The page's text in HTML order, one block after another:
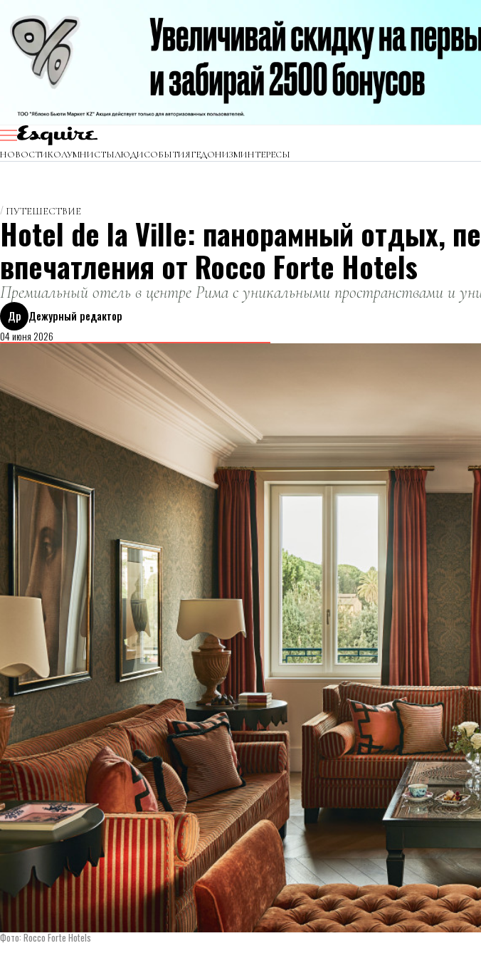
НОВОСТИКОЛУМНИСТЫЛЮДИСОБЫТИЯГЕДОНИЗМИНТЕРЕСЫ
ПУТЕШЕСТВИЕ
Hotel de la Ville: панорамный отдых,
впечатления от Rocco Forte Hotels
Премиальный отель в центре Рима с уникальными пространствами и
Др Дежурный редактор
04 июня 2026
Фото: Rocco Forte Hotels